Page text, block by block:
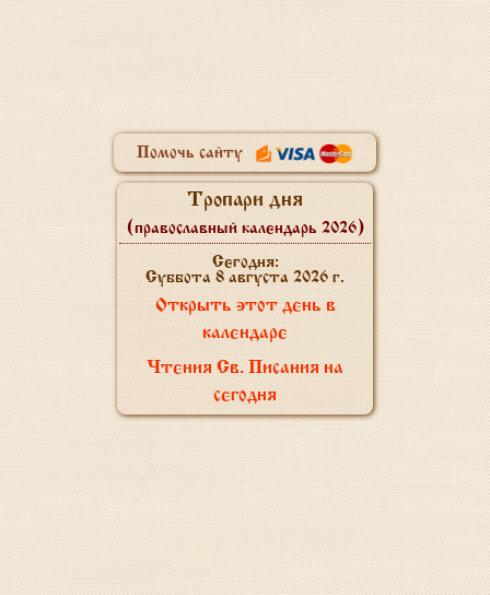
Помочь сайту
Тропари дня
(православный календарь 2026)
Сегодня:
Суббота 8 августа 2026 г.
Открыть этот день в
календаре
Чтения Св. Писания на
сегодня